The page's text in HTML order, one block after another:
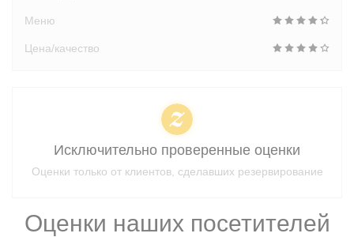
Оценки наших посетителей
Меню
Цена/качество
Исключительно проверенные оценки
Оценки только от клиентов, сделавших резервирование